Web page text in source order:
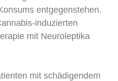
entgegenstehen.
induzierten
mit Neuroleptika
mit schädigendem